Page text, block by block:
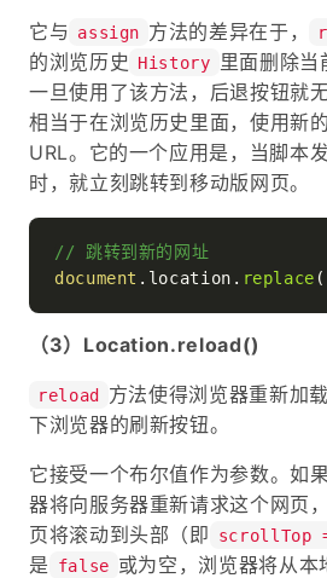
它与 assign 方法的差异在于，
的浏览历史 History
里面删除当
一旦使用了该方法，后退按钮就
相当于在浏览历史里面，使用新
URL。它的一个应用是，当脚本
时，就立刻跳转到移动版网页。
// 跳转到新的网址
document . location . replace (
（3）Location.reload()
reload 方法使得浏览器重新加
下浏览器的刷新按钮。
它接受一个布尔值作为参数。如
器将向服务器重新请求这个网页
页将滚动到头部（即
scrollTop
是
false 或为空，浏览器将从本